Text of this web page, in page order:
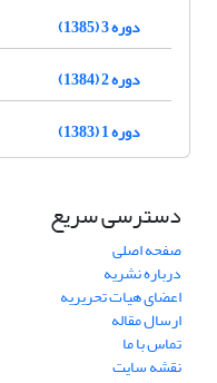
دوره 3 (1385)
دوره 2 (1384)
دوره 1 (1383)
دسترسی سریع
صفحه اصلی
درباره نشریه
اعضای هیات تحریریه
ارسال مقاله
تماس با ما
نقشه سایت